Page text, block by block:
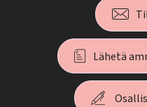
Lähetä